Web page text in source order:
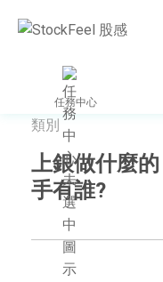
任務中心
類別
上銀做什麼
手有誰?